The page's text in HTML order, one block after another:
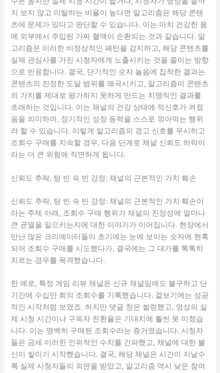
지 보지 않고 이탈하는 비율이 높다면 알고리즘은 해당 콘텐
츠에 문제가 있다고 판단할 수 있습니다. 이는 마치 건강한 몸
에 외부에서 주입된 가짜 혈액이 순환되는 것과 같습니다. 알
고리즘은 이러한 비정상적인 패턴을 감지하고, 해당 콘텐츠를
실제 관심사를 가진 시청자에게 노출시키는 것을 줄이는 방향
으로 반응합니다. 결국, 단기적인 숫자 놀음에 집착한 결과는
콘텐츠의 진정한 도달 범위를 왜곡시키고, 알고리즘이 콘텐츠
의 가치를 제대로 평가하지 못하게 만드는 치명적인 결과를
초래하는 것입니다. 이는 채널의 건강 상태에 적신호가 켜졌
음을 의미하며, 장기적인 성장 동력을 스스로 깎아먹는 행위
라 할 수 있습니다. 이렇게 알고리즘의 경고 신호를 무시하고
조회수 구매를 지속할 경우, 다음 단계로 채널 신뢰도 하락이
라는 더 큰 위험에 직면하게 됩니다.
신뢰도 추락, 텅 빈 속 빈 강정: 채널의 근본적인 가치 훼손
신뢰도 추락, 텅 빈 속 빈 강정: 채널의 근본적인 가치 훼손이
라는 주제 아래, 조회수 구매 행위가 채널의 진정성에 얼마나
큰 균열을 일으키는지에 대한 이야기가 이어집니다. 현장에서
만난 많은 크리에이터들이 초기에는 눈에 보이는 숫자에 현혹
되어 조회수 구매를 시도했다가, 결국에는 그 대가를 톡톡히
치르는 경우를 목격했습니다.
한 예로, 특정 게임 리뷰 채널은 신규 채널임에도 불구하고 단
기간에 수십만 회의 조회수를 기록했습니다. 겉보기에는 성공
적인 시작처럼 보였죠. 하지만 댓글 창은 썰렁했고, 영상의 실
제 시청 시간이나 구독자 전환율은 기대치에 훨씬 못 미쳤습
니다. 이는 명백히 구매된 조회수라는 증거였습니다. 시청자
들은 금세 이러한 인위적인 수치를 간파했고, 채널에 대한 불
신이 쌓이기 시작했습니다. 결국, 해당 채널은 시간이 지날수
록 실제 시청자들의 외면을 받았고, 알고리즘 역시 낮은 참여